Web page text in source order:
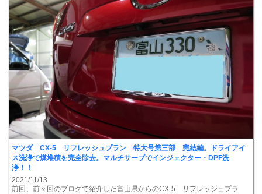
マツダ CX-5 リフレッシュプラン 特大号第三部 完結編。ドライアイ
ス洗浄で煤堆積を完全除去。マルチサーブでインジェクター・DPF洗
浄！！
2021/11/13
前回、前々回のブログで紹介した富山県からのCX-5 リフレッシュプラ